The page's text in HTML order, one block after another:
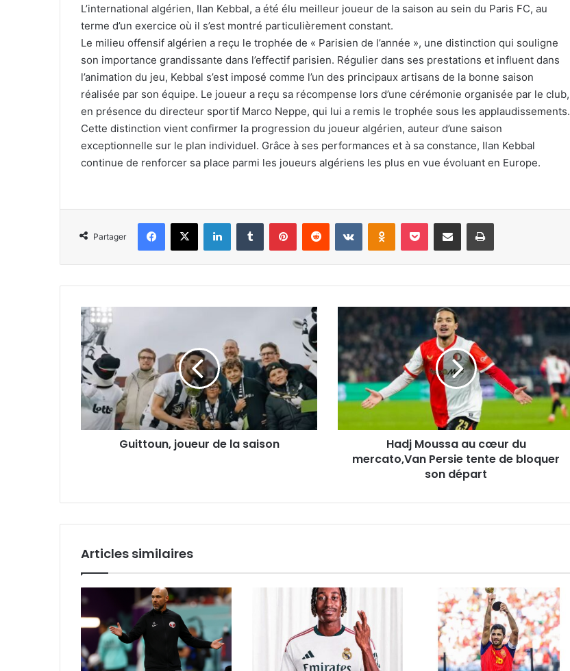
L’international algérien, Ilan Kebbal, a été élu meilleur joueur de la saison au sein du Paris FC, au
terme d’un exercice où il s’est montré particulièrement constant.
Le milieu offensif algérien a reçu le trophée de « Parisien de l’année », une distinction qui souligne
son importance grandissante dans l’effectif parisien. Régulier dans ses prestations et influent dans
l’animation du jeu, Kebbal s’est imposé comme l’un des principaux artisans de la bonne saison
réalisée par son équipe. Le joueur a reçu sa récompense lors d’une cérémonie organisée par le club,
en présence du directeur sportif Marco Neppe, qui lui a remis le trophée sous les applaudissements.
Cette distinction vient confirmer la progression du joueur algérien, auteur d’une saison
exceptionnelle sur le plan individuel. Grâce à ses performances et à sa constance, Ilan Kebbal
continue de renforcer sa place parmi les joueurs algériens les plus en vue évoluant en Europe.
Partager
Facebook
X LinkedinTumblr PinterestReddit VKontakteOdnoklassniki
Pocket Partager par email Imprimer
Guittoun,
joueur
de
la
saison
Guittoun, joueur de la saison
Hadj
Moussa
au
cœur
du
mercato,Van
Persie
de
Hadj Moussa au cœur du
mercato,Van Persie tente de bloquer
son départ
Articles similaires